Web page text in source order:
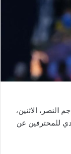
النصر، الاثنين،
للمحترفين عن